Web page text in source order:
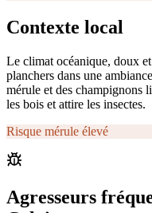
Contexte local
Le climat océanique, doux
planchers dans une
mérule et des champignons
les bois et attire les insectes.
Risque mérule élevé
Agresseurs